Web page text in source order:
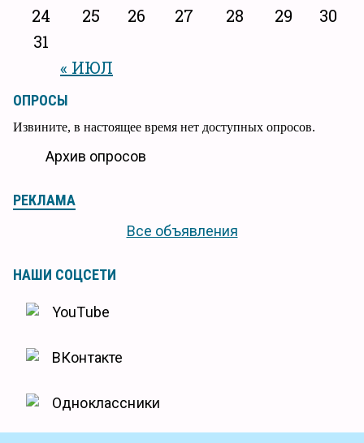
« ИЮЛ
24
25 26 27 28 29
30
31
ОПРОСЫ
Извините, в настоящее время нет доступных опросов.
Архив опросов
РЕКЛАМА
Все объявления
НАШИ СОЦСЕТИ
YouTube
ВКонтакте
Одноклассники